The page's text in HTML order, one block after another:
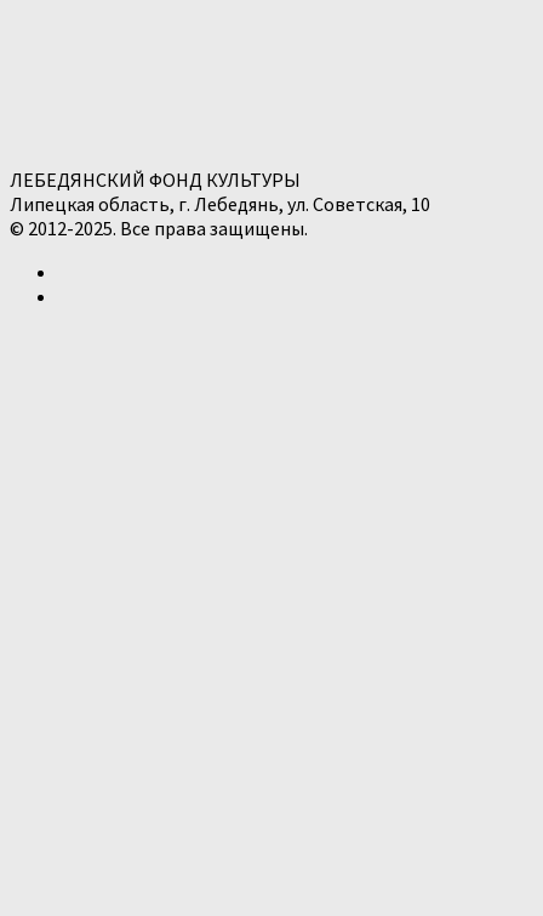
ЛЕБЕДЯНСКИЙ ФОНД КУЛЬТУРЫ
Липецкая область, г. Лебедянь, ул. Советская, 10
© 2012-2025. Все права защищены.